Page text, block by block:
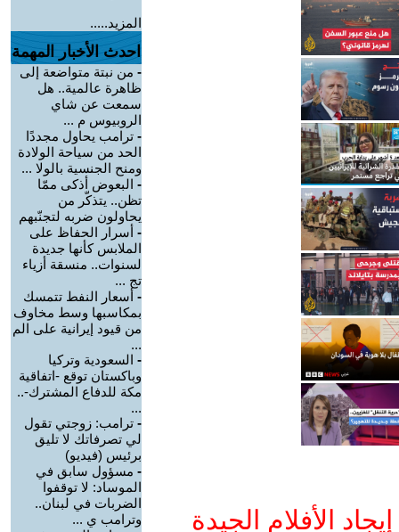
الأفلام الجيدة
المزيد.....
احدث الأخبار المهمة
- من نبتة متواضعة إلى
ظاهرة عالمية.. هل
سمعت عن شاي
الروبيوس م ...
- ترامب يحاول مجددًا
الحد من سياحة الولادة
ومنح الجنسية بالولا ...
- البعوض أذكى ممّا
تظن.. يتذكّر من
يحاولون ضربه لتجنّبهم
- أسرار الحفاظ على
الملابس كأنها جديدة
لسنوات.. منسقة أزياء
تج ...
- أسعار النفط تتمسك
بمكاسبها وسط مخاوف
من قيود إيرانية على الم
...
- السعودية وتركيا
وباكستان توقع -اتفاقية
مكة للدفاع المشترك-..
...
- ترامب: زوجتي تقول
لي تصرفاتك لا تليق
برئيس (فيديو)
- مسؤول سابق في
الموساد: لا توقفوا
الضربات في لبنان..
وترامب ي ...